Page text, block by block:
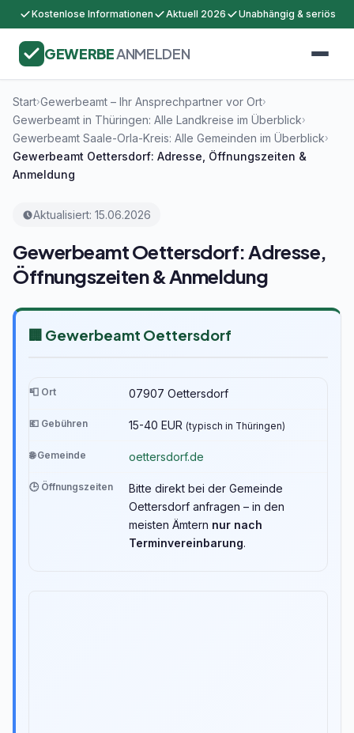
Kostenlose Informationen Aktuell 2026 Unabhängig & seriös
GEWERBEANMELDEN
Start›Gewerbeamt – Ihr Ansprechpartner vor Ort›
Gewerbeamt in Thüringen: Alle Landkreise im Überblick›
Gewerbeamt Saale-Orla-Kreis: Alle Gemeinden im Überblick›
Gewerbeamt Oettersdorf: Adresse, Öffnungszeiten &
Anmeldung
Aktualisiert: 15.06.2026
Gewerbeamt Oettersdorf: Adresse,
Öffnungszeiten & Anmeldung
🏢 Gewerbeamt Oettersdorf
📮 Ort 07907 Oettersdorf
💶 Gebühren 15-40 EUR (typisch in Thüringen)
🌐 Gemeinde oettersdorf.de
🕒 Öffnungszeiten
Bitte direkt bei der Gemeinde
Oettersdorf anfragen – in den
meisten Ämtern nur nach
Terminvereinbarung.